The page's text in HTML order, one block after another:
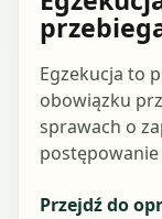
Egzekucja to
obowiązku
sprawach o
Przejdź do